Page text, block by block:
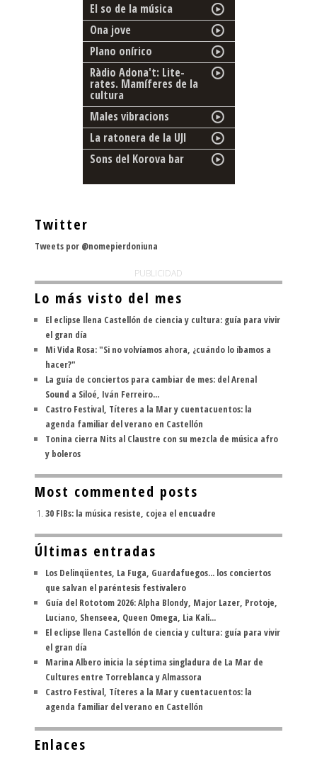
El so de la música
Ona jove
Plano onírico
Ràdio Adona't: Lite-
rates. Mamíferes de la
cultura
Males vibracions
La ratonera de la UJI
Sons del Korova bar
Twitter
Tweets por @nomepierdoniuna
PUBLICIDAD
Lo más visto del mes
El eclipse llena Castellón de ciencia y cultura: guía para vivir
el gran día
Mi Vida Rosa: "Si no volvíamos ahora, ¿cuándo lo íbamos a
hacer?"
La guía de conciertos para cambiar de mes: del Arenal
Sound a Siloé, Iván Ferreiro...
Castro Festival, Títeres a la Mar y cuentacuentos: la
agenda familiar del verano en Castellón
Tonina cierra Nits al Claustre con su mezcla de música afro
y boleros
Most commented posts
30 FIBs: la música resiste, cojea el encuadre
Últimas entradas
Los Delinqüentes, La Fuga, Guardafuegos... los conciertos
que salvan el paréntesis festivalero
Guía del Rototom 2026: Alpha Blondy, Major Lazer, Protoje,
Luciano, Shenseea, Queen Omega, Lia Kali...
El eclipse llena Castellón de ciencia y cultura: guía para vivir
el gran día
Marina Albero inicia la séptima singladura de La Mar de
Cultures entre Torreblanca y Almassora
Castro Festival, Títeres a la Mar y cuentacuentos: la
agenda familiar del verano en Castellón
Enlaces